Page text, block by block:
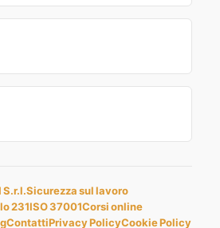
S.r.l.Sicurezza sul lavoro
231ISO 37001Corsi online
ContattiPrivacy PolicyCookie Policy